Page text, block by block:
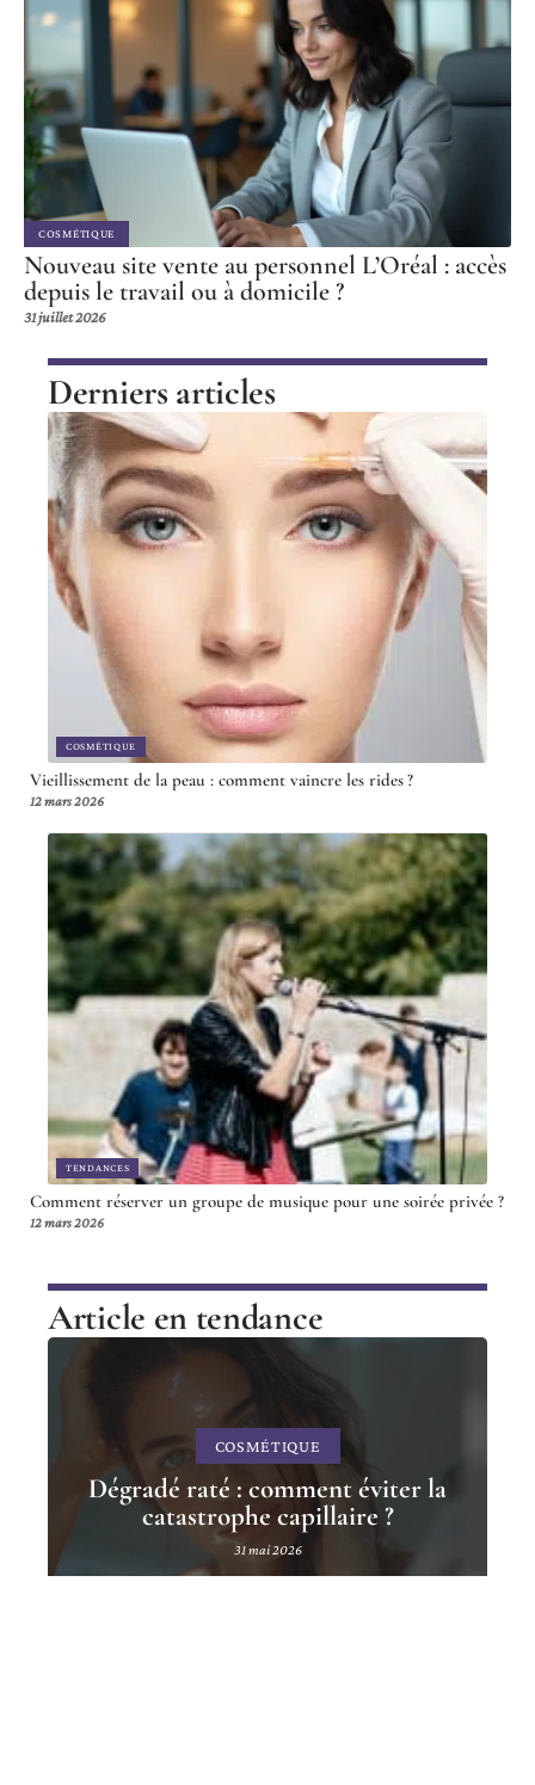
COSMÉTIQUE
Nouveau site vente au personnel L’Oréal : accès
depuis le travail ou à domicile ?
31 juillet 2026
Derniers articles
COSMÉTIQUE
Vieillissement de la peau : comment vaincre les rides ?
12 mars 2026
TENDANCES
Comment réserver un groupe de musique pour une soirée privée ?
12 mars 2026
Article en tendance
COSMÉTIQUE
Dégradé raté : comment éviter la
catastrophe capillaire ?
31 mai 2026